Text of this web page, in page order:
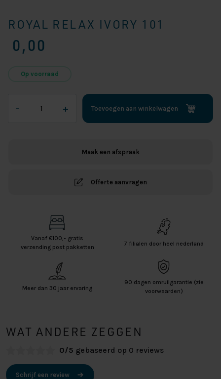
ROYAL RELAX IVORY 101
0,00
Op voorraad
–
Relax
+ Toevoegen aan winkelwagen
Maak een afspraak
Offerte aanvragen
Vanaf €100,- gratis
verzending post pakketten
7 filialen door heel nederland
Meer dan 30 jaar ervaring
90 dagen omruilgarantie (zie
voorwaarden)
WAT ANDERE ZEGGEN
0/5 gebaseerd op 0 reviews
Schrijf een review